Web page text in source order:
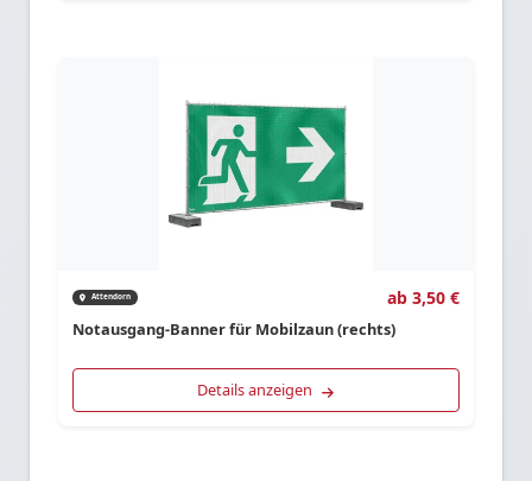
Attendorn ab 3,50 €
Notausgang-Banner für Mobilzaun (rechts)
Details anzeigen